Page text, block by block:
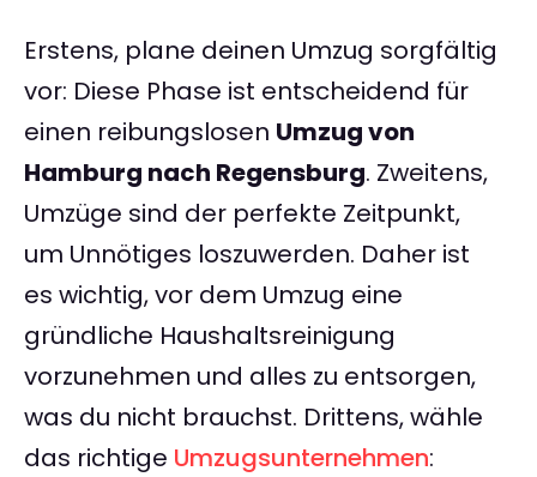
Erstens, plane deinen Umzug sorgfältig
vor: Diese Phase ist entscheidend für
einen reibungslosen Umzug von
Hamburg nach Regensburg. Zweitens,
Umzüge sind der perfekte Zeitpunkt,
um Unnötiges loszuwerden. Daher ist
es wichtig, vor dem Umzug eine
gründliche Haushaltsreinigung
vorzunehmen und alles zu entsorgen,
was du nicht brauchst. Drittens, wähle
das richtige Umzugsunternehmen: